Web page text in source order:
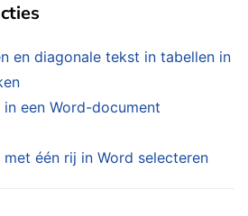
en diagonale tekst in tabellen in
een Word-document
met één rij in Word selecteren